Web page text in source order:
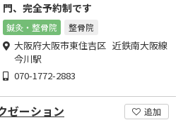
門、完全予約制です
鍼灸・整骨院 整骨院
大阪府大阪市東住吉区 近鉄南大阪線
今川駅
070-1772-2883
ゼーション 追加